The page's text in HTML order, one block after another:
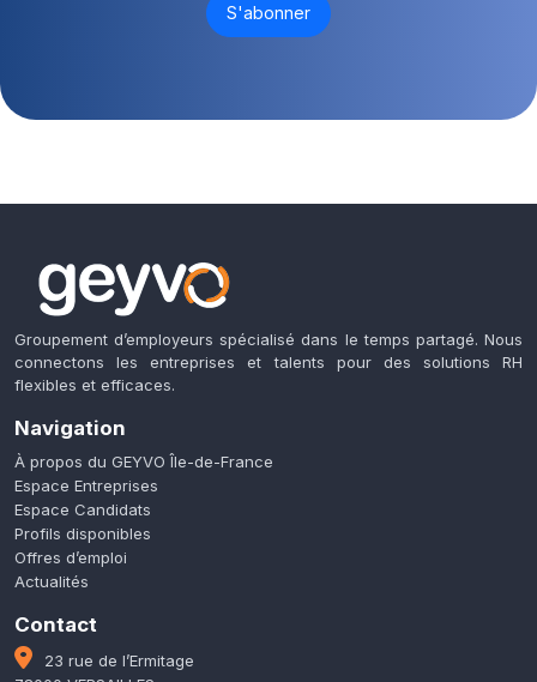
S'abonner
Groupement d’employeurs spécialisé dans le temps partagé. Nous
connectons les entreprises et talents pour des solutions RH
flexibles et efficaces.
Navigation
À propos du GEYVO Île-de-France
Espace Entreprises
Espace Candidats
Profils disponibles
Offres d’emploi
Actualités
Contact
23 rue de l’Ermitage